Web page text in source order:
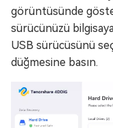
görüntüsünde
sürücünüzü
USB sürücüsünü
düğmesine basın.